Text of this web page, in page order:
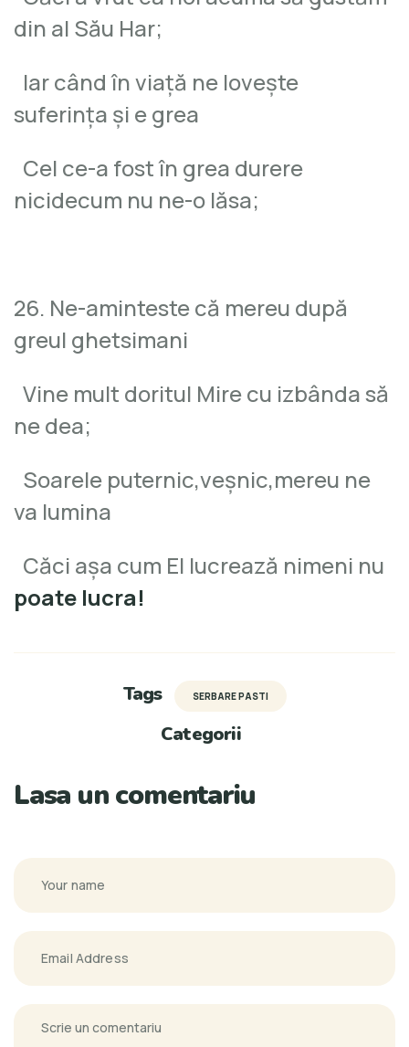
din al Său Har;
Iar când în viaţă ne loveşte
suferinţa şi e grea
Cel ce-a fost în grea durere
nicidecum nu ne-o lăsa;
26. Ne-aminteste că mereu după
greul ghetsimani
Vine mult doritul Mire cu izbânda să
ne dea;
Soarele puternic,veşnic,mereu ne
va lumina
Căci aşa cum El lucrează nimeni nu
poate lucra!
Tags SERBARE PASTI
Categorii
Lasa un comentariu